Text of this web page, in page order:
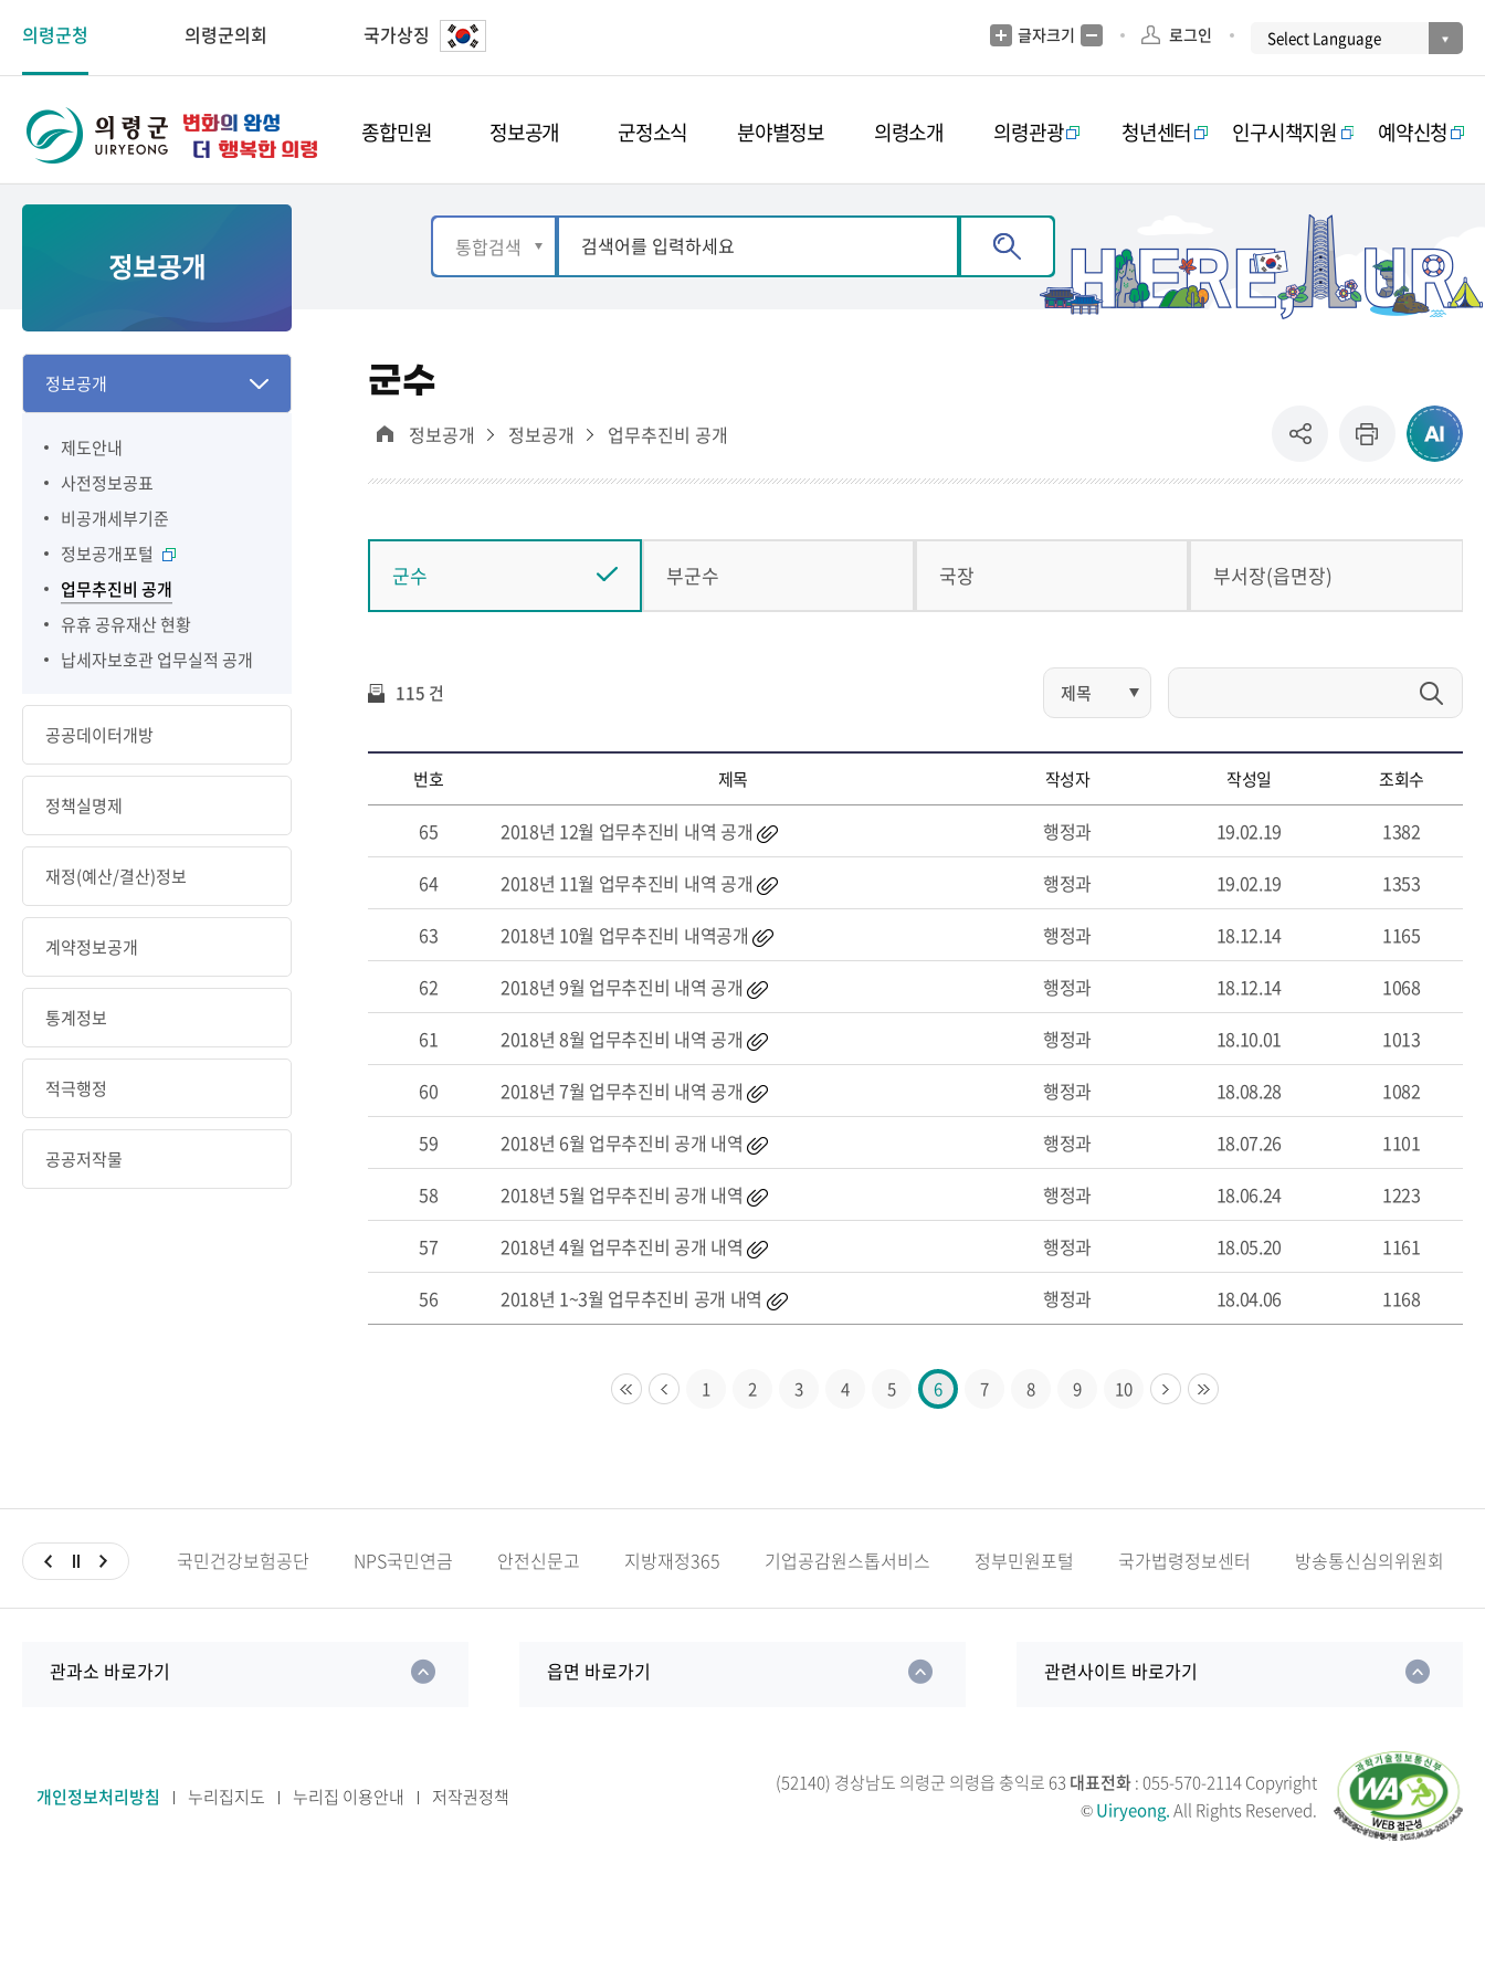
의령군청 의령군의회 국가상징 글자크기 로그인
종합민원 정보공개 군정소식 분야별정보 의령소개 의령관광 청년센터 인구시책지원 예약신청
정보공개
정보공개
제도안내
사전정보공표
비공개세부기준
정보공개포털
업무추진비 공개
유휴 공유재산 현황
납세자보호관 업무실적 공개
공공데이터개방
정책실명제
재정(예산/결산)정보
계약정보공개
통계정보
적극행정
공공저작물
군수
정보공개 정보공개 업무추진비 공개
군수 부군수 국장 부서장(읍면장)
115 건
번호 제목 작성자 작성일 조회수
65 2018년 12월 업무추진비 내역 공개 행정과 19.02.19
1382
64
2018년 11월 업무추진비 내역 공개 행정과 19.02.19
1353
63
2018년 10월 업무추진비 내역공개 행정과 18.12.14
1165
62
2018년 9월 업무추진비 내역 공개 행정과 18.12.14
1068
61
2018년 8월 업무추진비 내역 공개 행정과 18.10.01
1013
60
2018년 7월 업무추진비 내역 공개 행정과 18.08.28
1082
59
2018년 6월 업무추진비 공개 내역 행정과 18.07.26
1101
58
2018년 5월 업무추진비 공개 내역 행정과 18.06.24
1223
57
2018년 4월 업무추진비 공개 내역 행정과 18.05.20
1161
56
2018년 1~3월 업무추진비 공개 내역 행정과 18.04.06 1168
1 2 3 4 5 6 7 8 9 10
국민건강보험공단 NPS국민연금 안전신문고 지방재정365 기업공감원스톱서비스 정부민원포털 국가법령정보센터 방송통신심의위원회
관과소 바로가기 읍면 바로가기 관련사이트 바로가기
개인정보처리방침 누리집지도 누리집 이용안내 저작권정책
(52140) 경상남도 의령군 의령읍 충익로 63 대표전화: 055-570-2114Copyright
©Uiryeong.All Rights Reserved.